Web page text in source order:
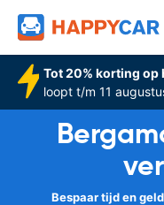
Tot 20% korting
loopt t/m 11
Bespaar tijd en